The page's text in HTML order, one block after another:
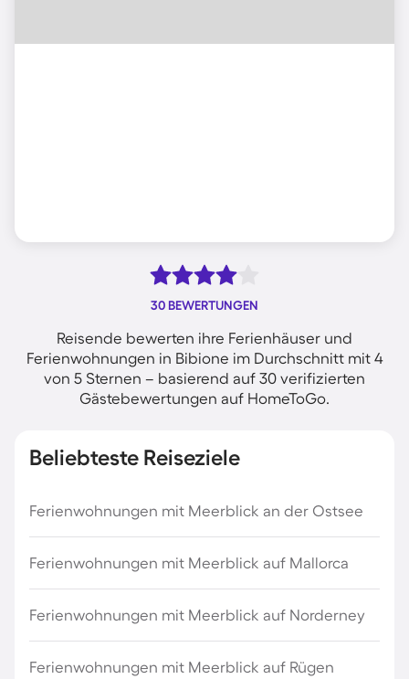
30 BEWERTUNGEN
Reisende bewerten ihre Ferienhäuser und
Ferienwohnungen in Bibione im Durchschnitt mit 4
von 5 Sternen – basierend auf 30 verifizierten
Gästebewertungen auf HomeToGo.
Beliebteste Reiseziele
Ferienwohnungen mit Meerblick an der Ostsee
Ferienwohnungen mit Meerblick auf Mallorca
Ferienwohnungen mit Meerblick auf Norderney
Ferienwohnungen mit Meerblick auf Rügen